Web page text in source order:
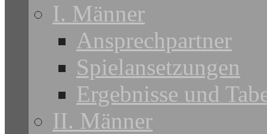
I. Männer
Ansprechpartner
Spielansetzungen
Ergebnisse und
II. Männer